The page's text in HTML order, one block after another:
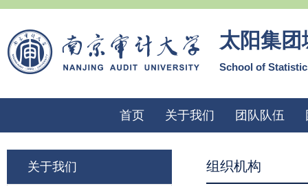
太阳集团
School of
首页 关于我们 团队队伍
关于我们 组织机构